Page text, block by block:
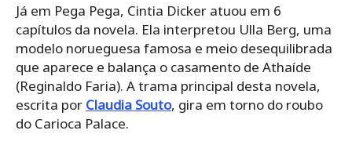
Já em Pega Pega, Cintia Dicker atuou em 6
capítulos da novela. Ela interpretou Ulla Berg, uma
modelo norueguesa famosa e meio desequilibrada
que aparece e balança o casamento de Athaíde
(Reginaldo Faria). A trama principal desta novela,
escrita por Claudia Souto, gira em torno do roubo
do Carioca Palace.